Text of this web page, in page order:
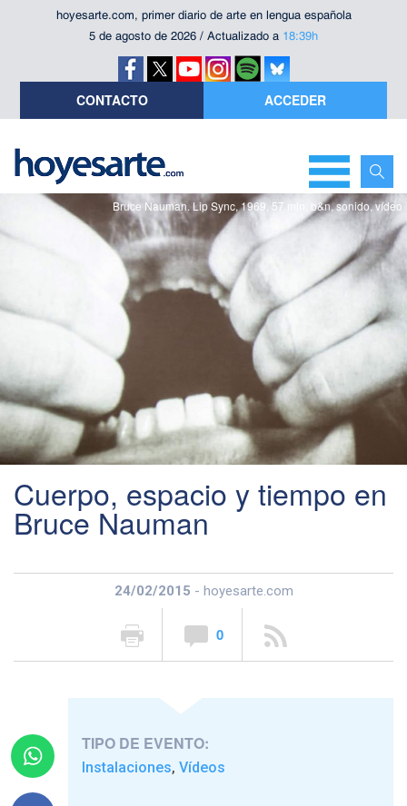
hoyesarte.com, primer diario de arte en lengua española
5 de agosto de 2026 / Actualizado a 18:39h
CONTACTO ACCEDER
Bruce Nauman. Lip Sync, 1969, 57 min, b&n, sonido, vídeo
Cuerpo, espacio y tiempo en
Bruce Nauman
24/02/2015 - hoyesarte.com
0
TIPO DE EVENTO:
Instalaciones, Vídeos